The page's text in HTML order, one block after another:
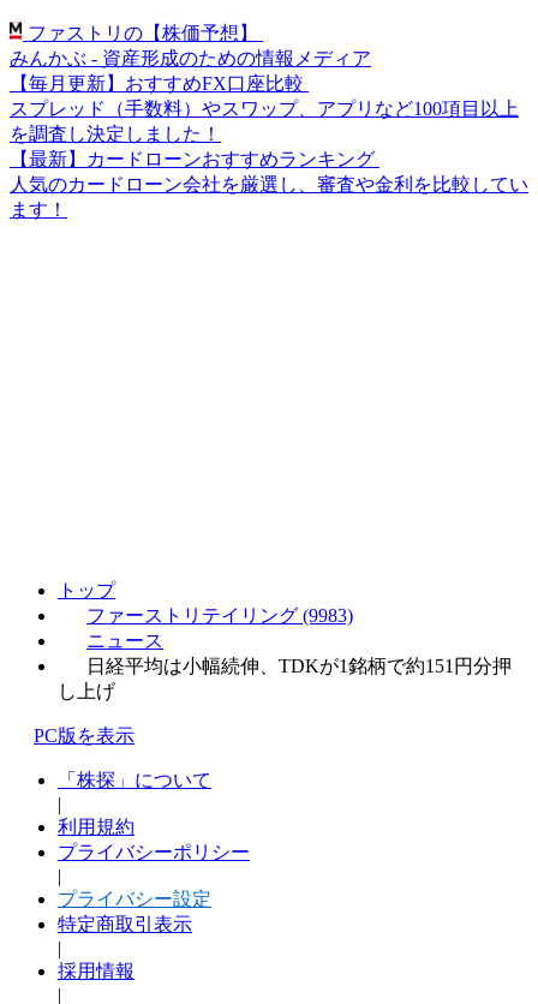
ファストリの【株価予想】
みんかぶ - 資産形成のための情報メディア
【毎月更新】おすすめFX口座比較
スプレッド（手数料）やスワップ、アプリなど100項目以上
を調査し決定しました！
【最新】カードローンおすすめランキング
人気のカードローン会社を厳選し、審査や金利を比較してい
ます！
トップ
ファーストリテイリング (9983)
ニュース
日経平均は小幅続伸、TDKが1銘柄で約151円分押
し上げ
PC版を表示
「株探」について
|
利用規約
プライバシーポリシー
|
プライバシー設定
特定商取引表示
|
採用情報
|